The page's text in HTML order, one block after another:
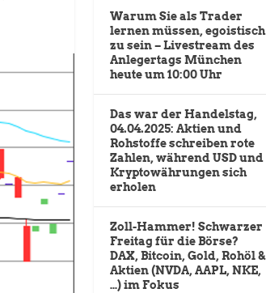
Warum Sie als Trader
lernen müssen, egoistisch
zu sein – Livestream des
Anlegertags München
heute um 10:00 Uhr
Das war der Handelstag,
04.04.2025: Aktien und
Rohstoffe schreiben rote
Zahlen, während USD und
Kryptowährungen sich
erholen
Zoll-Hammer! Schwarzer
Freitag für die Börse?
DAX, Bitcoin, Gold, Rohöl &
Aktien (NVDA, AAPL, NKE,
…) im Fokus